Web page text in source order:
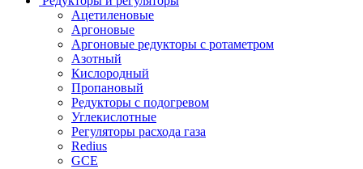
Ацетиленовые
Аргоновые
Аргоновые редукторы с ротаметром
Азотный
Кислородный
Пропановый
Редукторы с подогревом
Углекислотные
Регуляторы расхода газа
Redius
GCE